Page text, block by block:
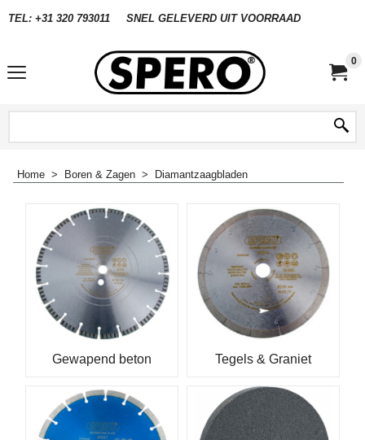
TEL: +31 320 793011 SNEL GELEVERD UIT VOORRAAD
0
Home > Boren & Zagen > Diamantzaagbladen
Gewapend beton Tegels & Graniet